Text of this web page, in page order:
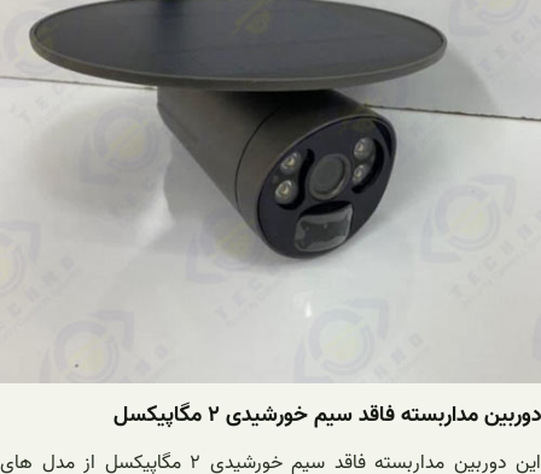
دوربین مداربسته فاقد سیم خورشیدی ۲ مگاپیکسل
این دوربین مداربسته فاقد سیم خورشیدی ۲ مگاپیکسل از مدل های